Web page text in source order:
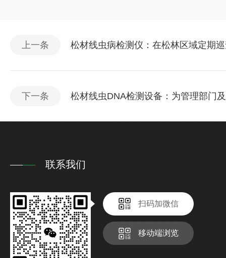
上一条 松材线虫病检测仪：在松林区域定期
下一条 松材线虫DNA检测设备：为管理部门
联系我们
扫码加微信
移动端浏览